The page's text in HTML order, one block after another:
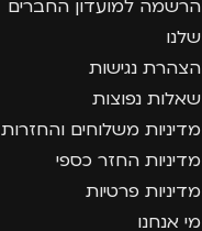
הרשמה למועדון החברים
שלנו
הצהרת נגישות
שאלות נפוצות
מדיניות משלוחים והחזרות
מדיניות החזר כספי
מדיניות פרטיות
מי אנחנו